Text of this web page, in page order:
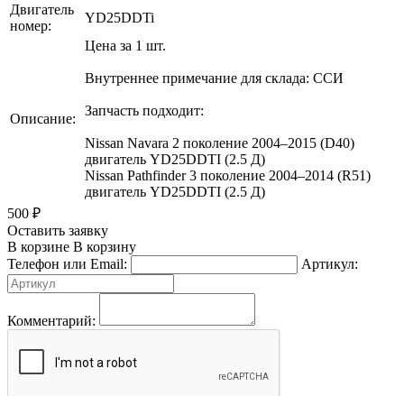
Двигатель
номер:
YD25DDTi
Описание:
Цена за 1 шт.
Внутреннее примечание для склада: ССИ
Запчасть подходит:
Nissan Navara 2 поколение 2004–2015 (D40)
двигатель YD25DDTI (2.5 Д)
Nissan Pathfinder 3 поколение 2004–2014 (R51)
двигатель YD25DDTI (2.5 Д)
500 ₽
Оставить заявку
В корзине В корзину
Телефон или Email:
Артикул:
Комментарий: